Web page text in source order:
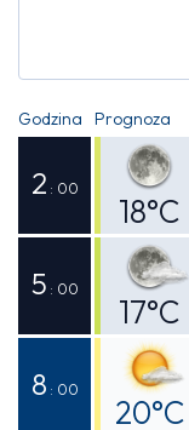
Godzina Prognoza
2 : 00
18°C
Odczuwalna
18°C
5 : 00
17°C
Odczuwalna
17°C
8 : 00
20°C